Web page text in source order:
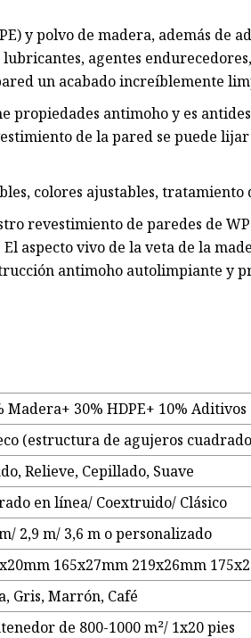
y polvo de madera, además de
agentes
un acabado increíblemente
propiedades antimoho y es
de la pared se puede
colores ajustables,
revestimiento de paredes de
aspecto vivo de la veta de la
antimoho autolimpiante y
Madera+ 30% HDPE+ 10% Aditivos
(estructura de agujeros
Relieve, Cepillado, Suave
en línea/ Coextruido/ Clásico
2,9 m/ 3,6 m o personalizado
165x27mm 219x26mm
Gris, Marrón, Café
de 800-1000 m²/ 1x20 pies